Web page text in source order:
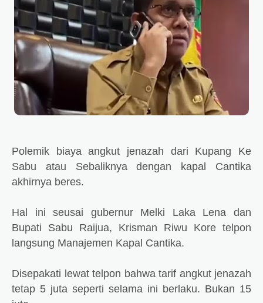
Polemik biaya angkut jenazah dari Kupang Ke
Sabu atau Sebaliknya dengan kapal Cantika
akhirnya beres.
Hal ini seusai gubernur Melki Laka Lena dan
Bupati Sabu Raijua, Krisman Riwu Kore telpon
langsung Manajemen Kapal Cantika.
Disepakati lewat telpon bahwa tarif angkut jenazah
tetap 5 juta seperti selama ini berlaku. Bukan 15